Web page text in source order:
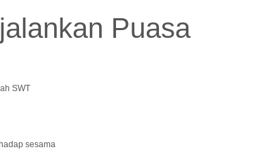
Puasa
SWT
sesama